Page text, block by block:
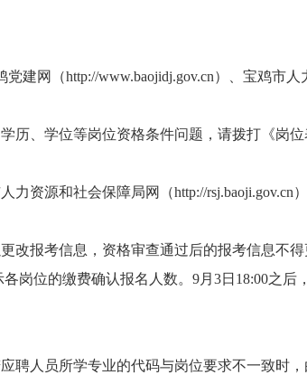
建网（http://www.baojidj.gov.cn）、宝鸡市
、学位等岗位资格条件问题，请拨打《岗位
资源和社会保障局网（http://rsj.baoji.gov.cn）
改报考信息，资格审查通过后的报考信息不得
岗位的缴费确认报名人数。9月3日18:00之
聘人员所学专业的代码与岗位要求不一致时